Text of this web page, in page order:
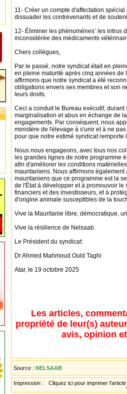
11- Créer un compte d'affectation
dissuader les contrevenants et de
12- Éliminer les phénomènes’ les intrus
inconsidérée des médicaments
Chers collègues,
Par le passé, notre syndicat était en
en pleine maturité après cinq années de
affirmons que notre syndicat a été
obligations envers ses membres et son
leurs droits.
Ceci a conduit le Bureau exécutif,
marginalisation et abus en échange de
engagements. Par conséquent, nous
ministère de ľélevage à s'unir et à ne
pour que notre estimé syndicat
Nous nous engageons, avec tous nos
les grandes lignes de notre programme
afin d'améliorer les conditions
mauritaniens. Nous affirmons
mauritaniens que ce programme est la
de l'État à développer et à promouvoir
financiers et des investisseurs, et à
d'origine animale susceptibles de la
Vive la Mauritanie libre, démocratique,
Vive la résilience de Nelsaab.
Le Président du syndicat:
Dr Ahmed Mahmoud Ould Taghi
Atar, le 19 octobre 2025
Les articles,
propriété de leur(s)
avis, opinion
Source : NELSAAB
Impression : Cliquez ici pour imprimer l'article